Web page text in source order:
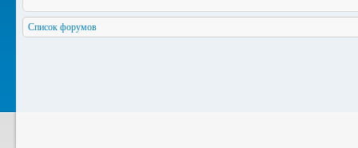
Список форумов